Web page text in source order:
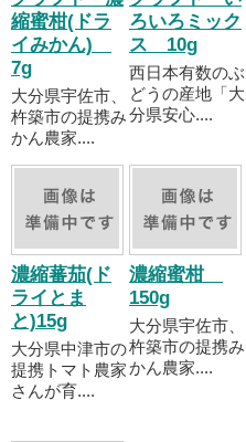
縮蜜柑(ドラ
イみかん)
7g
大分県宇佐市、
杵築市の提携み
かん農家....
ろいろミック
ス 10g
西日本有数のぶ
どうの産地「大
分県安心....
濃縮蕃茄(ド
ライとま
と)15g
大分県中津市の
提携トマト農家
さんが育....
濃縮蜜柑
150g
大分県宇佐市、
杵築市の提携み
かん農家....